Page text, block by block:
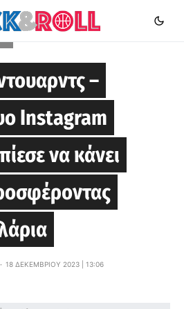
–
Instagram
να κάνει
18 ΔΕΚΕΜΒΡΊΟΥ 2023 | 13:06